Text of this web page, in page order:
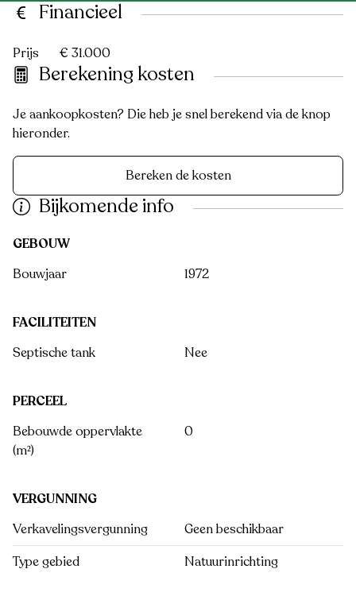
Financieel
Prijs € 31.000
Berekening kosten
Je aankoopkosten? Die heb je snel berekend via de knop
hieronder.
Bereken de kosten
Bijkomende info
GEBOUW
Bouwjaar
1972
FACILITEITEN
Septische tank
Nee
PERCEEL
Bebouwde oppervlakte
(m²)
0
VERGUNNING
Verkavelingsvergunning
Geen beschikbaar
Type gebied
Natuurinrichting